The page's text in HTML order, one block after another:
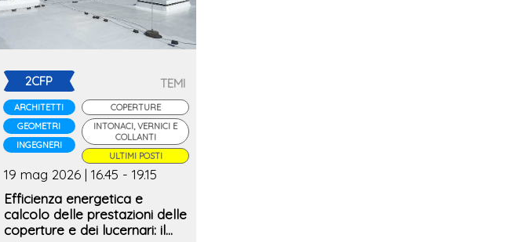
2CFP
ARCHITETTI
GEOMETRI
INGEGNERI
TEMI
COPERTURE
INTONACI, VERNICI E
COLLANTI
ULTIMI POSTI
19 mag 2026 | 16.45 - 19.15
Efficienza energetica e
calcolo delle prestazioni delle
coperture e dei lucernari: il